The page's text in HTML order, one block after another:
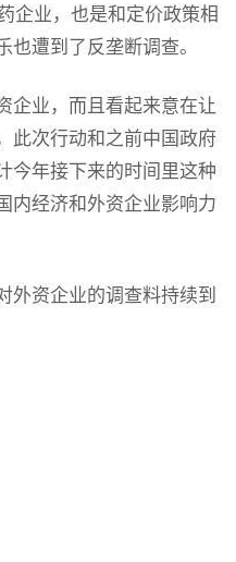
企业，也是和定价政策相
遭到了反垄断调查。
企业，而且看起来意在让
此次行动和之前中国政府
今年接下来的时间里这种
内经济和外资企业影响力
外资企业的调查料持续到